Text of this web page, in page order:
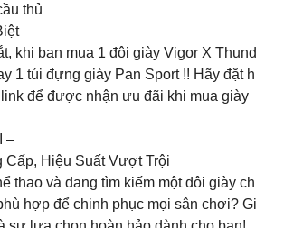
thủ
khi bạn mua 1 đôi giày Vigor X Thund
1 túi đựng giày Pan Sport !! Hãy đặt h
để được nhận ưu đãi khi mua giày
–
Cấp, Hiệu Suất Vượt Trội
thao và đang tìm kiếm một đôi giày ch
hợp để chinh phục mọi sân chơi? Gi